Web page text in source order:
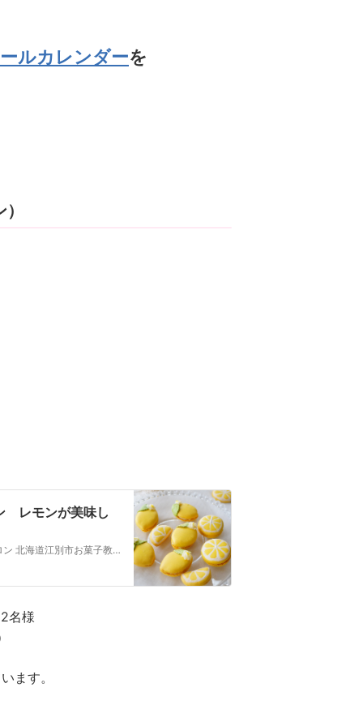
ルカレンダーを
レモンが美味し
レモンが美味しい季節だから作りたい夏限定レモンマカロン 北海道江別市お菓子教室エピファニー西村雅苗（にしむらかなえ）です 夏になると作りたくなるレモ…
名様
ます。